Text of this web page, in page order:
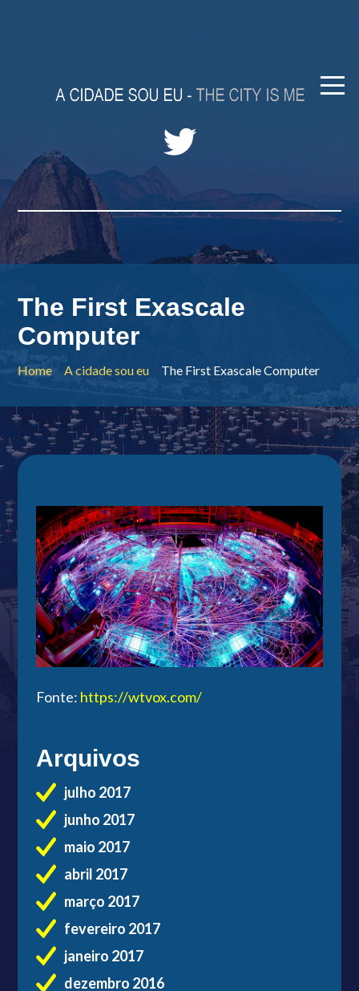
The First Exascale
Computer
Home A cidade sou eu The First Exascale Computer
Fonte: https://wtvox.com/
Arquivos
julho 2017
junho 2017
maio 2017
abril 2017
março 2017
fevereiro 2017
janeiro 2017
dezembro 2016